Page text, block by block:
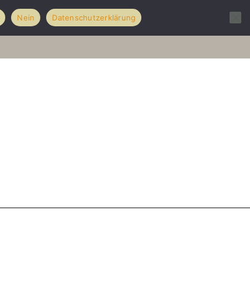
Hochzeiten über mich
Nein Datenschutzerklärung